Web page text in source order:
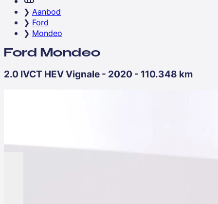
Aanbod
Ford
Mondeo
Ford Mondeo
2.0 IVCT HEV Vignale - 2020 - 110.348 km